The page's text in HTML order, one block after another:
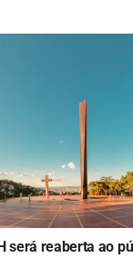
será reaberta ao